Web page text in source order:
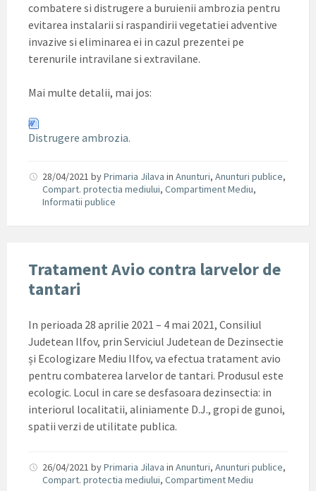
combatere si distrugere a buruienii ambrozia pentru
evitarea instalarii si raspandirii vegetatiei adventive
invazive si eliminarea ei in cazul prezentei pe
terenurile intravilane si extravilane.
Mai multe detalii, mai jos:
Distrugere ambrozia.
28/04/2021 byPrimaria Jilava in Anunturi, Anunturi publice,
Compart. protectia mediului, Compartiment Mediu,
Informatii publice
Tratament Avio contra larvelor de
tantari
In perioada 28 aprilie 2021 – 4 mai 2021, Consiliul
Judetean Ilfov, prin Serviciul Judetean de Dezinsectie
și Ecologizare Mediu Ilfov, va efectua tratament avio
pentru combaterea larvelor de tantari. Produsul este
ecologic. Locul in care se desfasoara dezinsectia: in
interiorul localitatii, aliniamente D.J., gropi de gunoi,
spatii verzi de utilitate publica.
26/04/2021 byPrimaria Jilava in Anunturi, Anunturi publice,
Compart. protectia mediului, Compartiment Mediu